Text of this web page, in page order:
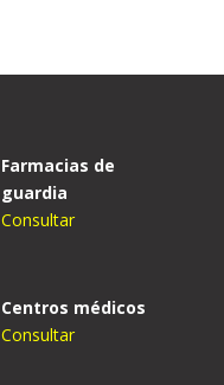
Farmacias de
guardia
Consultar
Centros médicos
Consultar